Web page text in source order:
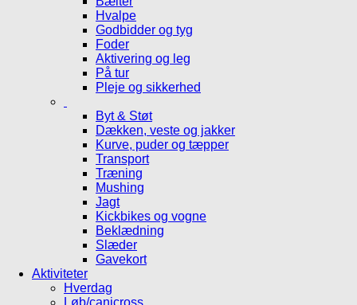
Hvalpe
Godbidder og tyg
Foder
Aktivering og leg
På tur
Pleje og sikkerhed
Byt & Støt
Dækken, veste og jakker
Kurve, puder og tæpper
Transport
Træning
Mushing
Jagt
Kickbikes og vogne
Beklædning
Slæder
Gavekort
Aktiviteter
Hverdag